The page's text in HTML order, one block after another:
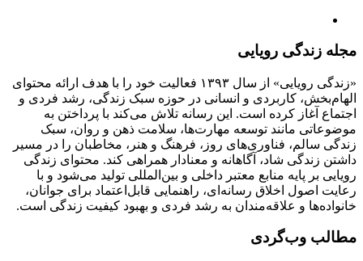
مجله زندگی رویایی
«زندگی رویایی» از سال ۱۳۹۳ فعالیت خود را با هدف ارائه محتوای
الهام‌بخش، کاربردی و انسانی در حوزه سبک زندگی، رشد فردی و
اجتماع آغاز کرده است. این رسانه تلاش می‌کند با پرداختن به
موضوعاتی مانند توسعه مهارت‌ها، سلامت ذهن و روان، سبک
زندگی سالم، فناوری‌های روز، فرهنگ و هنر، مخاطبان را در مسیر
داشتن زندگی شاد، آگاهانه و معنادار همراهی کند. محتوای زندگی
رویایی بر پایه منابع معتبر داخلی و بین‌المللی تولید می‌شود و با
رعایت اصول اخلاق رسانه‌ای، راهنمایی قابل‌اعتماد برای جوانان،
خانواده‌ها و علاقه‌مندان به رشد فردی و بهبود کیفیت زندگی است.
مطالب وب‌گردی